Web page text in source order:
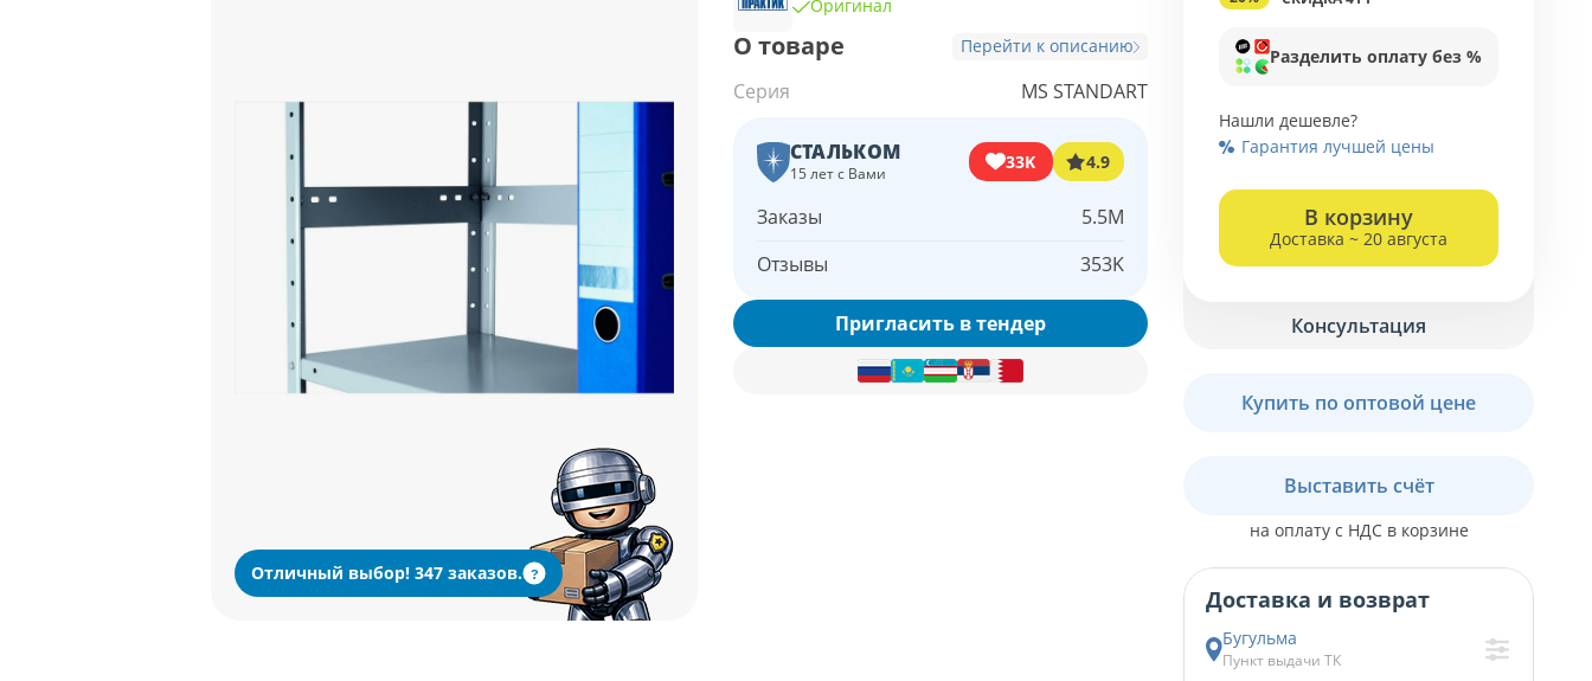
Отличный выбор! 347 заказов. ?
Оригинал
О товаре Перейти к описанию
Серия MS STANDART
СТАЛЬКОМ
15 лет с Вами
33K 4.9
Заказы
5.5M
Отзывы
353K
Пригласить в тендер
Разделить оплату без %
Нашли дешевле?
Гарантия лучшей цены
В корзину
Доставка ~ 20 августа
Консультация
Купить по оптовой цене
Выставить счёт
на оплату с НДС в корзине
Доставка и возврат
Бугульма
Пункт выдачи ТК